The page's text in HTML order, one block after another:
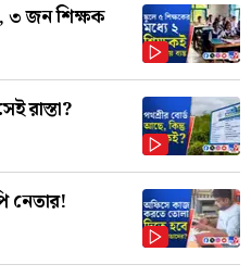
৩ জন শিক্ষক
রাস্তা?
নেতার!